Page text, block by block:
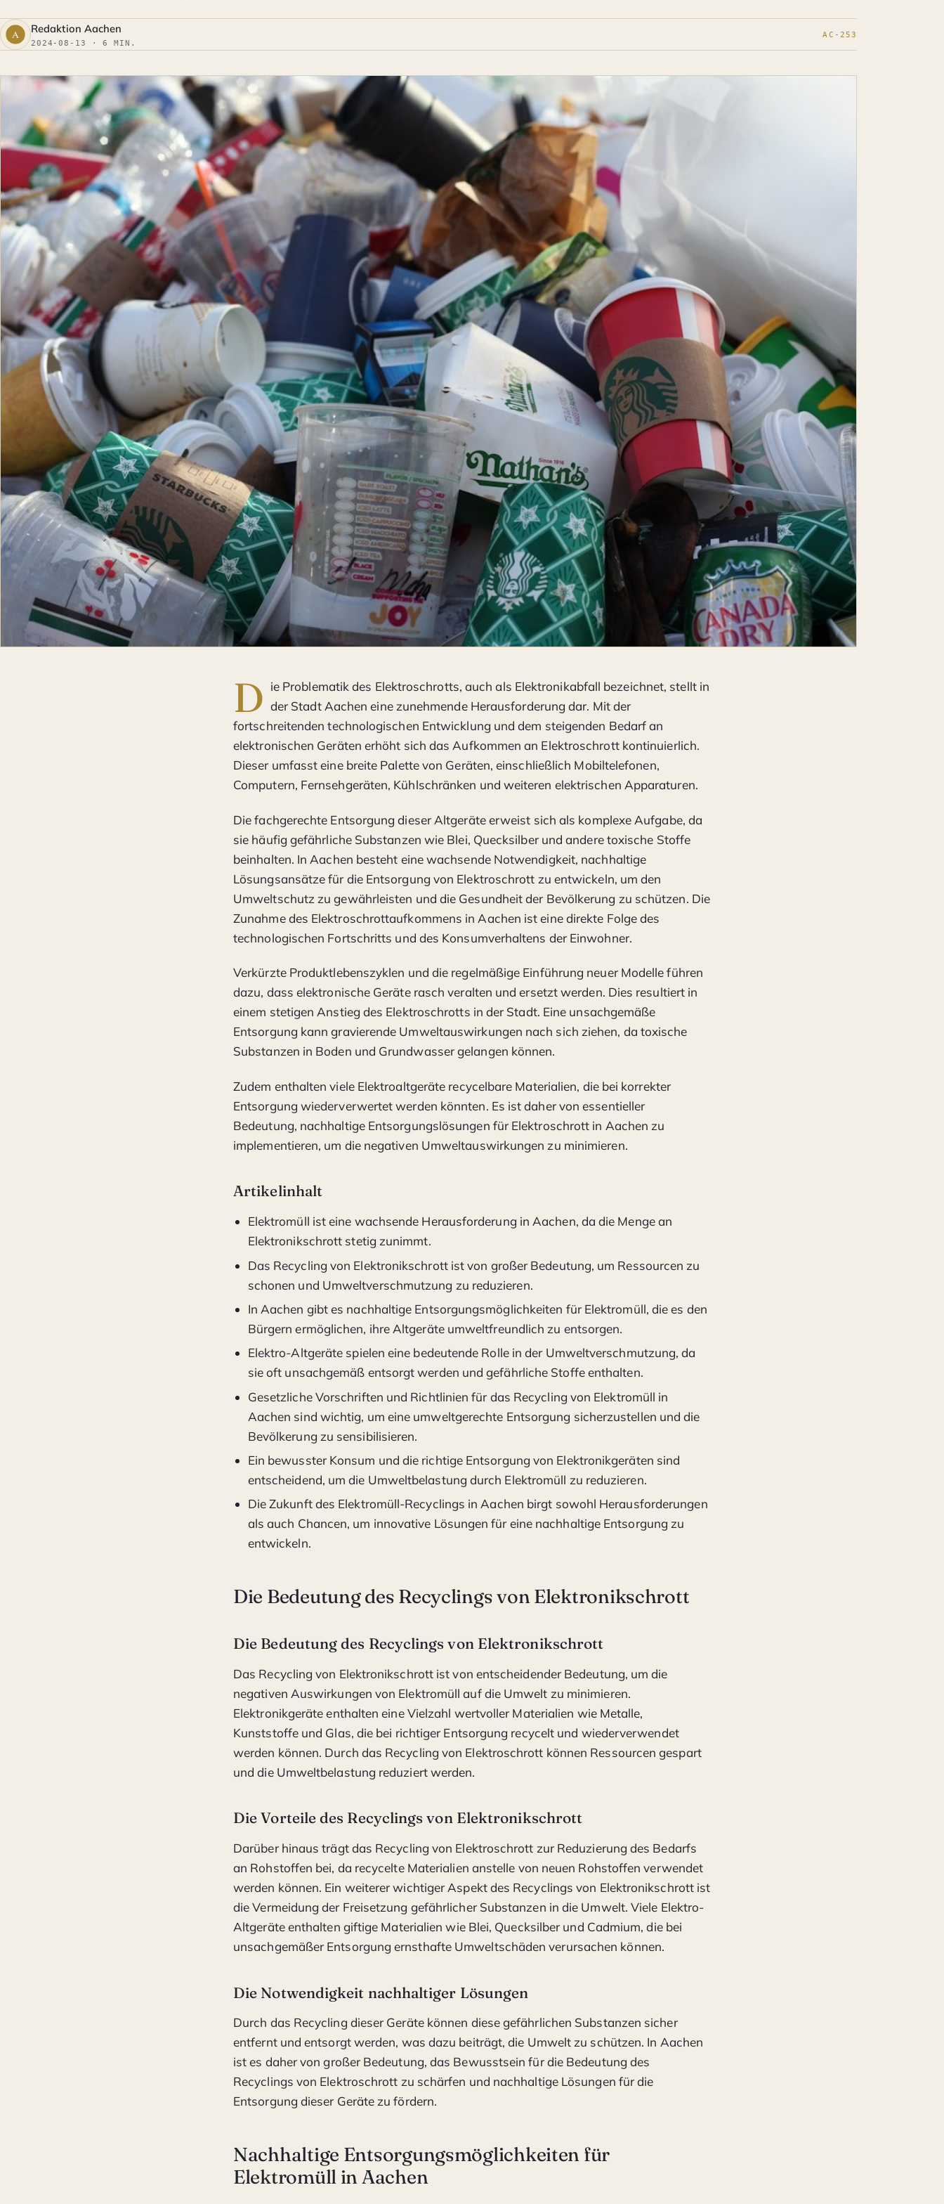
Redaktion Aachen
2024-08-13 · 6 MIN.
AC-253
D ie Problematik des Elektroschrotts, auch als Elektronikabfall bezeichnet, stellt in
der Stadt Aachen eine zunehmende Herausforderung dar. Mit der
fortschreitenden technologischen Entwicklung und dem steigenden Bedarf an
elektronischen Geräten erhöht sich das Aufkommen an Elektroschrott kontinuierlich.
Dieser umfasst eine breite Palette von Geräten, einschließlich Mobiltelefonen,
Computern, Fernsehgeräten, Kühlschränken und weiteren elektrischen Apparaturen.
Die fachgerechte Entsorgung dieser Altgeräte erweist sich als komplexe Aufgabe, da
sie häufig gefährliche Substanzen wie Blei, Quecksilber und andere toxische Stoffe
beinhalten. In Aachen besteht eine wachsende Notwendigkeit, nachhaltige
Lösungsansätze für die Entsorgung von Elektroschrott zu entwickeln, um den
Umweltschutz zu gewährleisten und die Gesundheit der Bevölkerung zu schützen. Die
Zunahme des Elektroschrottaufkommens in Aachen ist eine direkte Folge des
technologischen Fortschritts und des Konsumverhaltens der Einwohner.
Verkürzte Produktlebenszyklen und die regelmäßige Einführung neuer Modelle führen
dazu, dass elektronische Geräte rasch veralten und ersetzt werden. Dies resultiert in
einem stetigen Anstieg des Elektroschrotts in der Stadt. Eine unsachgemäße
Entsorgung kann gravierende Umweltauswirkungen nach sich ziehen, da toxische
Substanzen in Boden und Grundwasser gelangen können.
Zudem enthalten viele Elektroaltgeräte recycelbare Materialien, die bei korrekter
Entsorgung wiederverwertet werden könnten. Es ist daher von essentieller
Bedeutung, nachhaltige Entsorgungslösungen für Elektroschrott in Aachen zu
implementieren, um die negativen Umweltauswirkungen zu minimieren.
Artikelinhalt
Elektromüll ist eine wachsende Herausforderung in Aachen, da die Menge an
Elektronikschrott stetig zunimmt.
Das Recycling von Elektronikschrott ist von großer Bedeutung, um Ressourcen zu
schonen und Umweltverschmutzung zu reduzieren.
In Aachen gibt es nachhaltige Entsorgungsmöglichkeiten für Elektromüll, die es den
Bürgern ermöglichen, ihre Altgeräte umweltfreundlich zu entsorgen.
Elektro-Altgeräte spielen eine bedeutende Rolle in der Umweltverschmutzung, da
sie oft unsachgemäß entsorgt werden und gefährliche Stoffe enthalten.
Gesetzliche Vorschriften und Richtlinien für das Recycling von Elektromüll in
Aachen sind wichtig, um eine umweltgerechte Entsorgung sicherzustellen und die
Bevölkerung zu sensibilisieren.
Ein bewusster Konsum und die richtige Entsorgung von Elektronikgeräten sind
entscheidend, um die Umweltbelastung durch Elektromüll zu reduzieren.
Die Zukunft des Elektromüll-Recyclings in Aachen birgt sowohl Herausforderungen
als auch Chancen, um innovative Lösungen für eine nachhaltige Entsorgung zu
entwickeln.
Die Bedeutung des Recyclings von Elektronikschrott
Die Bedeutung des Recyclings von Elektronikschrott
Das Recycling von Elektronikschrott ist von entscheidender Bedeutung, um die
negativen Auswirkungen von Elektromüll auf die Umwelt zu minimieren.
Elektronikgeräte enthalten eine Vielzahl wertvoller Materialien wie Metalle,
Kunststoffe und Glas, die bei richtiger Entsorgung recycelt und wiederverwendet
werden können. Durch das Recycling von Elektroschrott können Ressourcen gespart
und die Umweltbelastung reduziert werden.
Die Vorteile des Recyclings von Elektronikschrott
Darüber hinaus trägt das Recycling von Elektroschrott zur Reduzierung des Bedarfs
an Rohstoffen bei, da recycelte Materialien anstelle von neuen Rohstoffen verwendet
werden können. Ein weiterer wichtiger Aspekt des Recyclings von Elektronikschrott ist
die Vermeidung der Freisetzung gefährlicher Substanzen in die Umwelt. Viele Elektro-
Altgeräte enthalten giftige Materialien wie Blei, Quecksilber und Cadmium, die bei
unsachgemäßer Entsorgung ernsthafte Umweltschäden verursachen können.
Die Notwendigkeit nachhaltiger Lösungen
Durch das Recycling dieser Geräte können diese gefährlichen Substanzen sicher
entfernt und entsorgt werden, was dazu beiträgt, die Umwelt zu schützen. In Aachen
ist es daher von großer Bedeutung, das Bewusstsein für die Bedeutung des
Recyclings von Elektroschrott zu schärfen und nachhaltige Lösungen für die
Entsorgung dieser Geräte zu fördern.
Nachhaltige Entsorgungsmöglichkeiten für
Elektromüll in Aachen